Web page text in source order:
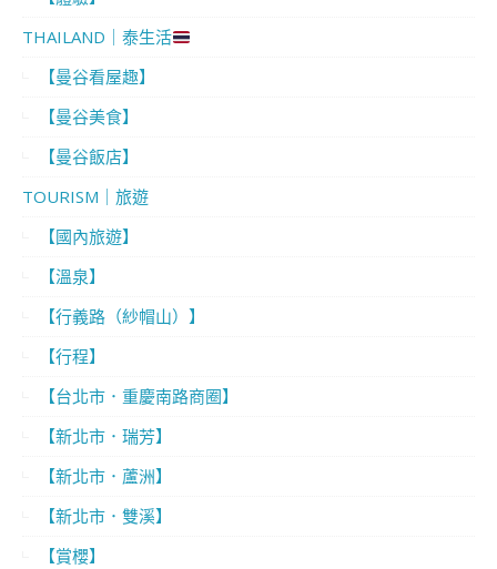
THAILAND｜泰生活
【曼谷看屋趣】
【曼谷美食】
【曼谷飯店】
TOURISM｜旅遊
【國內旅遊】
【溫泉】
【行義路（紗帽山）】
【行程】
【台北市．重慶南路商圈】
【新北市．瑞芳】
【新北市．蘆洲】
【新北市．雙溪】
【賞櫻】